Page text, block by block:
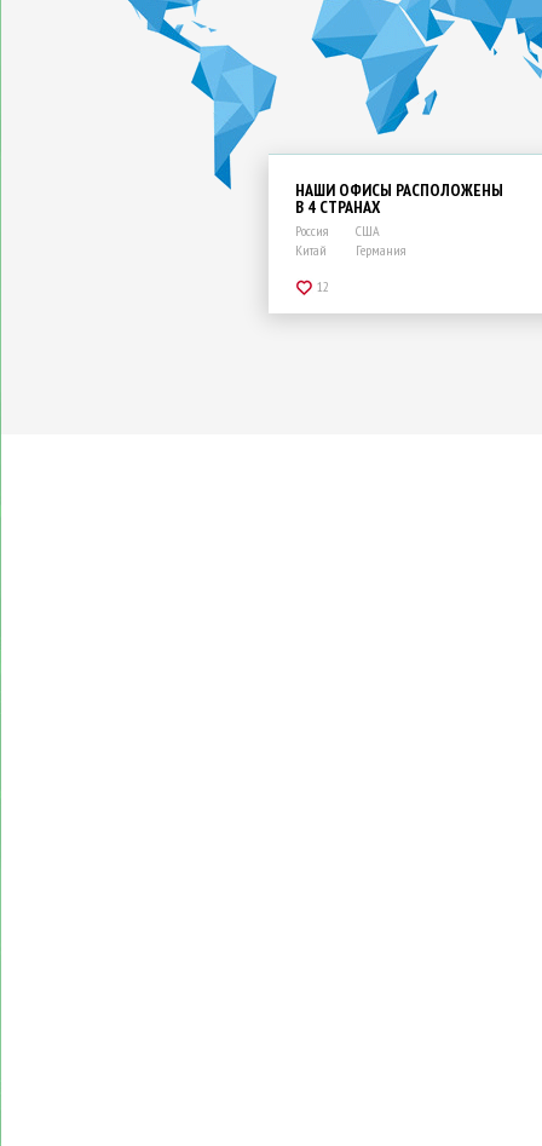
НАШИ ОФИСЫ РАСПОЛОЖЕНЫ
В 4 СТРАНАХ
Россия
Китай
США
Германия
12